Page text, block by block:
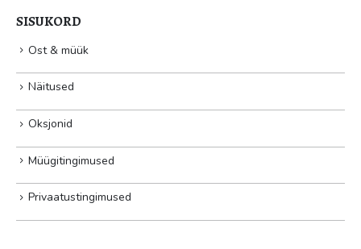
SISUKORD
Ost & müük
Näitused
Oksjonid
Müügitingimused
Privaatustingimused